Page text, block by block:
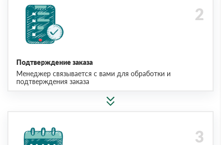
Подтверждение заказа
Менеджер связывается с вами для обработки и
подтверждения заказа